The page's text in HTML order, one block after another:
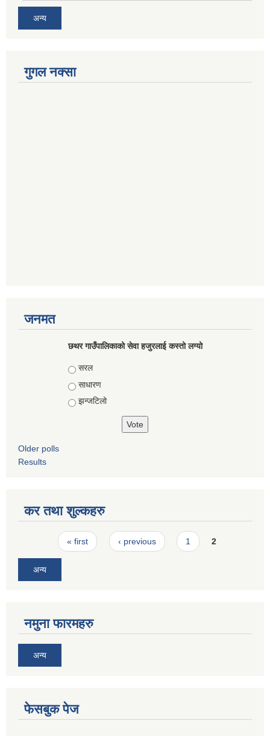
अन्य
गुगल नक्सा
जनमत
छथर गाउँपालिकाको सेवा हजुरलाई कस्तो लग्यो
Choices
सरल
साधारण
झन्जटिलो
Older polls
Results
कर तथा शुल्कहरु
Pages« first ‹ previous 1 2
अन्य
नमुना फारमहरु
अन्य
फेसबुक पेज